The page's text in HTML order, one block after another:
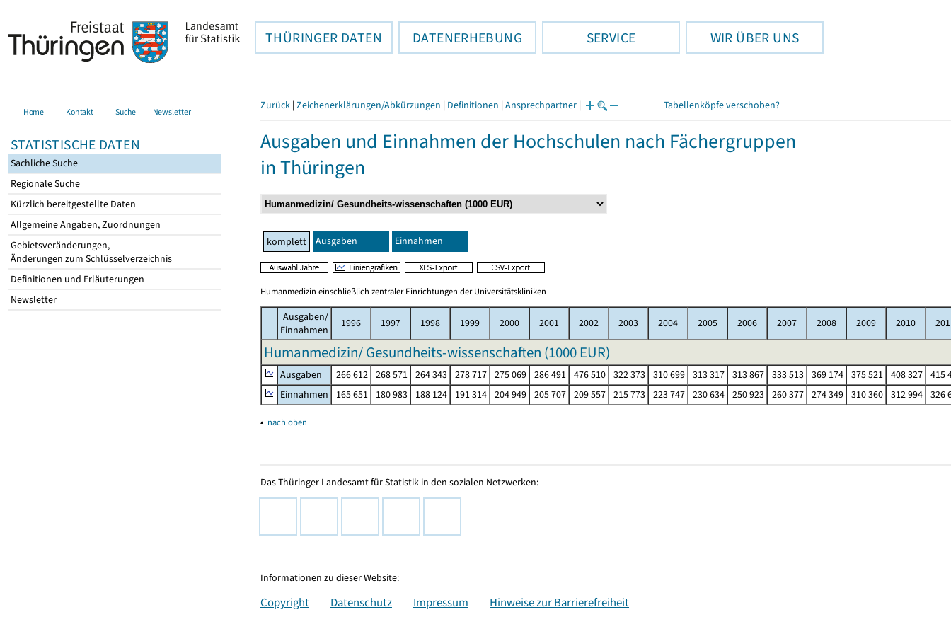
THÜRINGER DATEN DATENERHEBUNG SERVICE WIR ÜBER UNS
Home Kontakt Suche Newsletter
STATISTISCHE DATEN
Sachliche Suche
Regionale Suche
Kürzlich bereitgestellte Daten
Allgemeine Angaben, Zuordnungen
Gebietsveränderungen,
Änderungen zum Schlüsselverzeichnis
Definitionen und Erläuterungen
Newsletter
Zurück | Zeichenerklärungen/Abkürzungen | Definitionen | Ansprechpartner | Tabellenköpfe verschoben?
Ausgaben und Einnahmen der Hochschulen nach Fächergruppen
in Thüringen
komplett Ausgaben Einnahmen
Humanmedizin einschließlich zentraler Einrichtungen der Universitätskliniken
Ausgaben/
Einnahmen
1996 1997 1998 1999 2000 2001 2002 2003 2004 2005 2006 2007 2008 2009 2010
Humanmedizin/ Gesundheits-wissenschaften (1000 EUR)
Ausgaben 266 612 268 571 264 343 278 717 275 069 286 491 476 510 322 373 310 699 313 317 313 867 333 513 369 174 375 521 408 327 415
Einnahmen
165 651 180 983 188 124 191 314 204 949 205 707 209 557 215 773 223 747 230 634 250 923 260 377 274 349 310 360 312 994 326
▴ nach oben
Das Thüringer Landesamt für Statistik in den sozialen Netzwerken:
Informationen zu dieser Website:
Copyright Datenschutz Impressum Hinweise zur Barrierefreiheit